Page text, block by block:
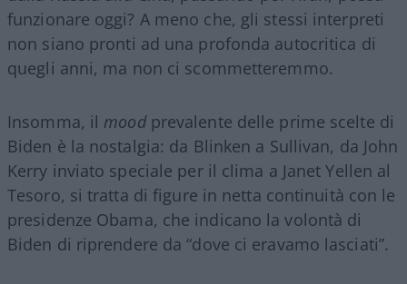
funzionare oggi? A meno che, gli stessi interpreti
non siano pronti ad una profonda autocritica di
quegli anni, ma non ci scommetteremmo.
Insomma, il moodprevalente delle prime scelte di
Biden è la nostalgia: da Blinken a Sullivan, da John
Kerry inviato speciale per il clima a Janet Yellen al
Tesoro, si tratta di figure in netta continuità con le
presidenze Obama, che indicano la volontà di
Biden di riprendere da “dove ci eravamo lasciati”.